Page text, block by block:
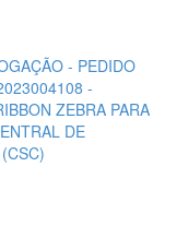
- PEDIDO
-
ZEBRA PARA
DE